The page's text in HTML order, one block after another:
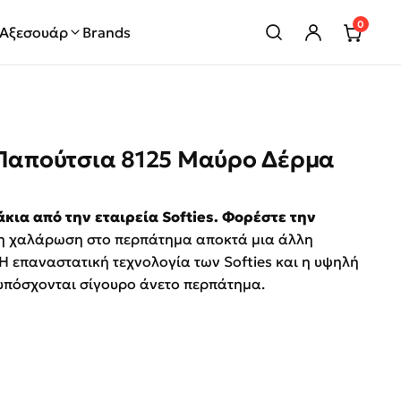
Αξεσουάρ Brands 0
8125 Μαύρο Δέρμα
was: €119.00.
από την εταιρεία Softies. Φορέστε την
χαλάρωση στο περπάτημα αποκτά μια άλλη
Η επαναστατική τεχνολογία των Softies και η υψηλή
σίγουρο άνετο περπάτημα.